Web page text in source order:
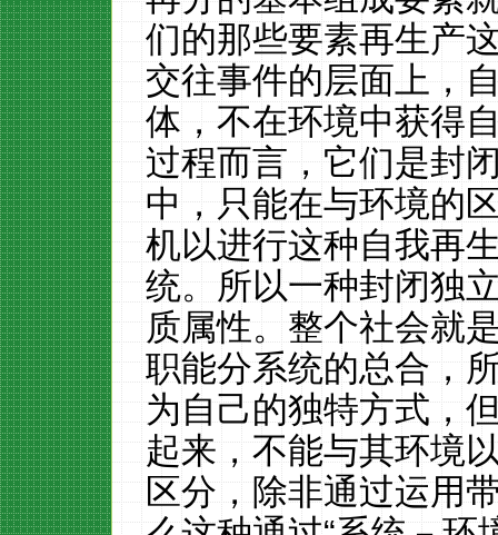
们的那些要素再生产
交往事件的层面上，
体，不在环境中获得
过程而言，它们是封
中，只能在与环境的
机以进行这种自我再
统。所以一种封闭独
质属性。整个社会就
职能分系统的总合，
为自己的独特方式，
起来，不能与其环境
区分，除非通过运用